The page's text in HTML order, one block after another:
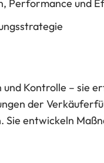
und
Kontrolle – sie
der
entwickeln